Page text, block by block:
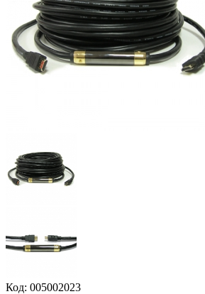
Код: 005002023